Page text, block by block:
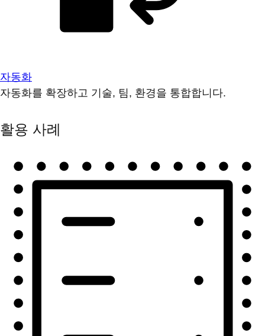
자동화
자동화를 확장하고 기술, 팀, 환경을 통합합니다.
활용 사례